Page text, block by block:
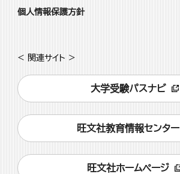
個人情報保護方針
< 関連サイト >
大学受験パスナビ
旺文社教育情報センター
旺文社ホームページ